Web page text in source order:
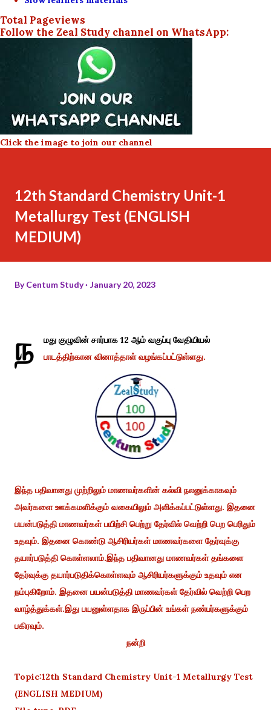
Total Pageviews
Follow the Zeal Study channel on WhatsApp:
Click the image to join our channel
12th Standard Chemistry Unit-1
Metallurgy Test (ENGLISH
MEDIUM)
ByCentum Study January 20, 2023
ந
மது குழுவின் சார்பாக 12 ஆம் வகுப்பு வேதியியல்
பாடத்திற்கான வினாத்தாள் வழங்கப்பட்டுள்ளது.
இந்த பதிவானது முற்றிலும் மாணவர்களின் கல்வி நலனுக்காகவும்
அவர்களை ஊக்கமளிக்கும் வகையிலும் அளிக்கப்பட்டுள்ளது. இதனை
பயன்படுத்தி மாணவர்கள் பயிற்சி பெற்று தேர்வில் வெற்றி பெற பெரிதும்
உதவும். இதனை கொண்டு ஆசிரியர்கள் மாணவர்களை தேர்வுக்கு
தயார்படுத்தி கொள்ளலாம்.இந்த பதிவானது மாணவர்கள் தங்களை
தேர்வுக்கு தயார்படுதிக்கொள்ளவும் ஆசிரியர்களுக்கும் உதவும் என
நம்புகிறோம். இதனை பயன்படுத்தி மாணவர்கள் தேர்வில் வெற்றி பெற
வாழ்த்துக்கள்.இது பயனுள்ளதாக இருப்பின் உங்கள் நண்பர்களுக்கும்
பகிரவும்.
நன்றி
Topic:12th Standard Chemistry Unit-1 Metallurgy Test
(ENGLISH MEDIUM)